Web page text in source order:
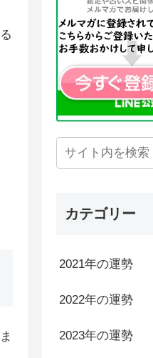
カテゴリー
2021年の運勢
2022年の運勢
2023年の運勢